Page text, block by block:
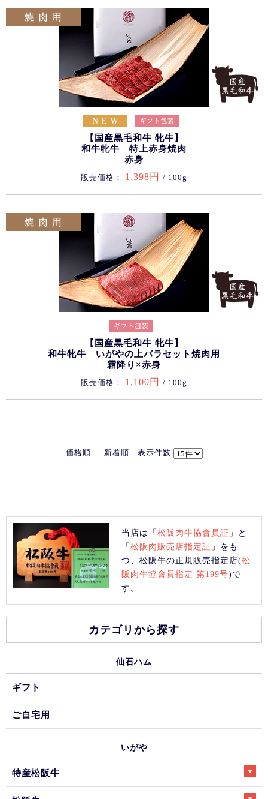
【国産黒毛和牛 牝牛】
和牛牝牛 特上赤身焼肉
赤身
販売価格： 1,398円 / 100g
【国産黒毛和牛 牝牛】
和牛牝牛 いがやの上バラセット焼肉用
霜降り×赤身
販売価格： 1,100円 / 100g
価格順 新着順 表示件数
当店は「松阪肉牛協會員証 」と
「松阪肉販売店指定証 」をも
つ、松阪牛の正規販売指定店(松
阪肉牛協會員指定 第199号)で
す。
カテゴリから探す
仙石ハム
ギフト
ご自宅用
いがや
特産松阪牛